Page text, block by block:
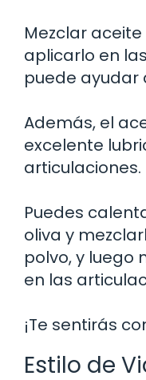
Mezclar
aplicarlo en
puede ayudar
Además, el
excelente
articulaciones.
Puedes
oliva y
polvo, y luego
en las
¡Te sentirás
Estilo de